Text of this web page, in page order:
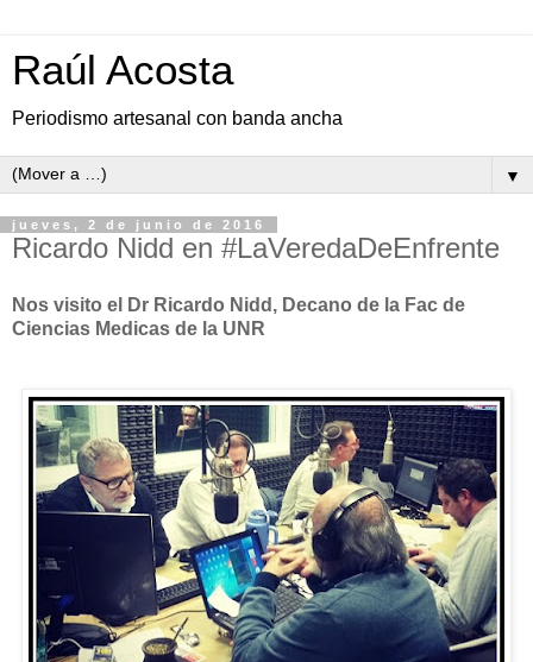
Raúl Acosta
Periodismo artesanal con banda ancha
▼
jueves, 2 de junio de 2016
Ricardo Nidd en #LaVeredaDeEnfrente
Nos visito el Dr Ricardo Nidd, Decano de la Fac de
Ciencias Medicas de la UNR